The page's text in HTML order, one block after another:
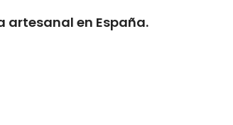
artesanal en España.